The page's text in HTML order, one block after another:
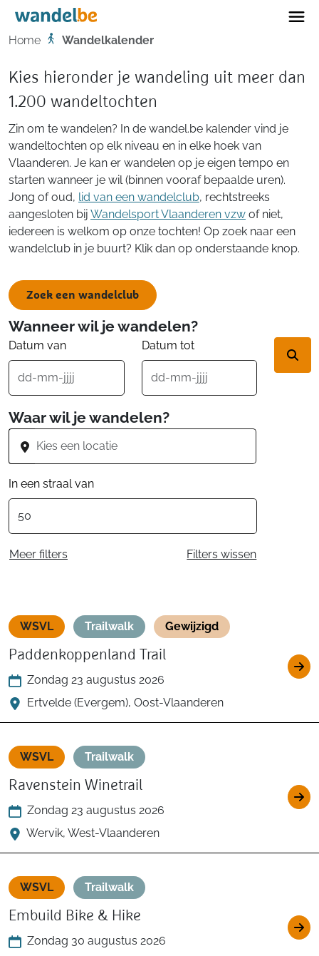
Home
Home Wandelkalender
Kies hieronder je wandeling uit meer dan
1.200 wandeltochten
Zin om te wandelen? In de wandel.be kalender vind je
wandeltochten op elk niveau en in elke hoek van
Vlaanderen. Je kan er wandelen op je eigen tempo en
starten wanneer je wil (binnen vooraf bepaalde uren).
Jong of oud, lid van een wandelclub, rechtstreeks
aangesloten bij Wandelsport Vlaanderen vzw of niet,
iedereen is welkom op onze tochten! Op zoek naar een
wandelclub in je buurt? Klik dan op onderstaande knop.
Zoek een wandelclub
Wanneer wil je wandelen?
Datum van Datum tot
Waar wil je wandelen?
In een straal van
Meer filters Filters wissen
WSVL Trailwalk Gewijzigd
Paddenkoppenland Trail
Zondag 23 augustus 2026
Ertvelde (Evergem), Oost-Vlaanderen
WSVL Trailwalk
Ravenstein Winetrail
Zondag 23 augustus 2026
Wervik, West-Vlaanderen
WSVL Trailwalk
Embuild Bike & Hike
Zondag 30 augustus 2026